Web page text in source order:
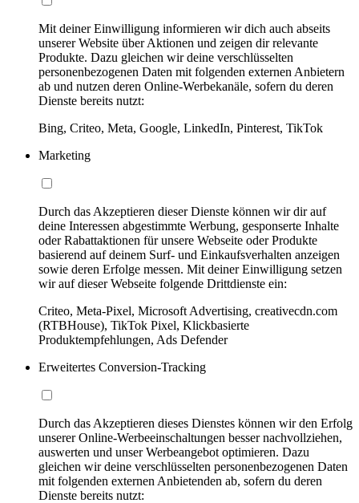
Mit deiner Einwilligung informieren wir dich auch abseits
unserer Website über Aktionen und zeigen dir relevante
Produkte. Dazu gleichen wir deine verschlüsselten
personenbezogenen Daten mit folgenden externen Anbietern
ab und nutzen deren Online-Werbekanäle, sofern du deren
Dienste bereits nutzt:
Bing, Criteo, Meta, Google, LinkedIn, Pinterest, TikTok
Marketing
Durch das Akzeptieren dieser Dienste können wir dir auf
deine Interessen abgestimmte Werbung, gesponserte Inhalte
oder Rabattaktionen für unsere Webseite oder Produkte
basierend auf deinem Surf- und Einkaufsverhalten anzeigen
sowie deren Erfolge messen. Mit deiner Einwilligung setzen
wir auf dieser Webseite folgende Drittdienste ein:
Criteo, Meta-Pixel, Microsoft Advertising, creativecdn.com
(RTBHouse), TikTok Pixel, Klickbasierte
Produktempfehlungen, Ads Defender
Erweitertes Conversion-Tracking
Durch das Akzeptieren dieses Dienstes können wir den Erfolg
unserer Online-Werbeeinschaltungen besser nachvollziehen,
auswerten und unser Werbeangebot optimieren. Dazu
gleichen wir deine verschlüsselten personenbezogenen Daten
mit folgenden externen Anbietenden ab, sofern du deren
Dienste bereits nutzt: